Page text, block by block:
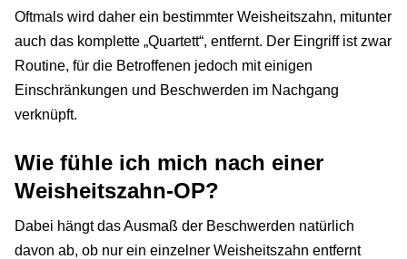
Oftmals wird daher ein bestimmter Weisheitszahn, mitunter
auch das komplette „Quartett“, entfernt. Der Eingriff ist zwar
Routine, für die Betroffenen jedoch mit einigen
Einschränkungen und Beschwerden im Nachgang
verknüpft.
Wie fühle ich mich nach einer
Weisheitszahn-OP?
Dabei hängt das Ausmaß der Beschwerden natürlich
davon ab, ob nur ein einzelner Weisheitszahn entfernt